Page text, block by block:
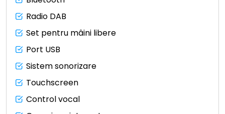
Radio DAB
Set pentru mâini libere
Port USB
Sistem sonorizare
Touchscreen
Control vocal